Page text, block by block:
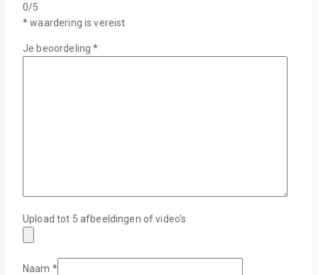
0/5
* waardering is vereist
Je beoordeling*
Upload tot 5 afbeeldingen of video's
Naam *